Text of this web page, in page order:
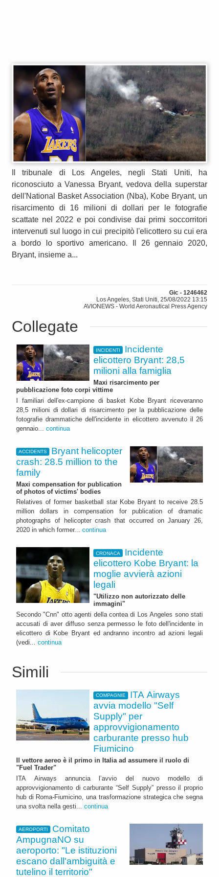
Il tribunale di Los Angeles, negli Stati Uniti, ha
riconosciuto a Vanessa Bryant, vedova della superstar
dell'National Basket Association (Nba), Kobe Bryant, un
risarcimento di 16 milioni di dollari per le fotografie
scattate nel 2022 e poi condivise dai primi soccorritori
intervenuti sul luogo in cui precipitò l'elicottero su cui era
a bordo lo sportivo americano. Il 26 gennaio 2020,
Bryant, insieme a...
Gic - 1246462
Los Angeles, Stati Uniti, 25/08/2022 13:15
AVIONEWS - World Aeronautical Press Agency
Collegate
INCIDENTI
Incidente
elicottero Bryant: 28,5
milioni alla famiglia
Maxi risarcimento per
pubblicazione foto corpi vittime
I familiari dell'ex-campione di basket Kobe Bryant riceveranno
28,5 milioni di dollari di risarcimento per la pubblicazione delle
fotografie drammatiche dell'incidente in elicottero avvenuto il 26
gennaio... continua
ACCIDENTS
Bryant helicopter
crash: 28.5 million to the
family
Maxi compensation for publication
of photos of victims' bodies
Relatives of former basketball star Kobe Bryant to receive 28.5
million dollars in compensation for publication of dramatic
photographs of helicopter crash that occurred on January 26,
2020 in which former... continua
CRONACA
Incidente
elicottero Kobe Bryant: la
moglie avvierà azioni
legali
"Utilizzo non autorizzato delle
immagini"
Secondo "Cnn" otto agenti della contea di Los Angeles sono stati
accusati di aver diffuso senza permesso le foto dell'incidente in
elicottero di Kobe Bryant ed andranno incontro ad azioni legali
(vedi... continua
Simili
COMPAGNIE
ITA Airways
avvia modello "Self
Supply" per
approvvigionamento
carburante presso hub
Fiumicino
Il vettore aereo è il primo in Italia ad assumere il ruolo di
"Fuel Trader"
ITA Airways annuncia l’avvio del nuovo modello di
approvvigionamento di carburante “Self Supply” presso il proprio
hub di Roma-Fiumicino, una trasformazione strategica che segna
una svolta nella gesti... continua
AEROPORTI
Comitato
AmpugnaNO su
aeroporto: "Le istituzioni
escano dall'ambiguità e
tutelino il territorio"